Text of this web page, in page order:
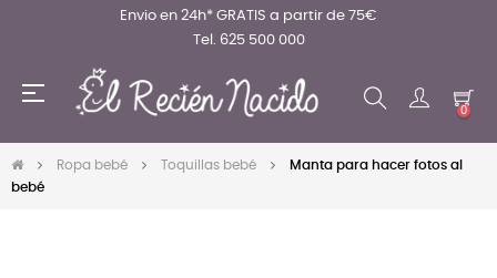
Envio en 24h* GRATIS a partir de 75€
Tel. 625 500 000
Navegación
☰
0
Ropa bebé Toquillas bebé
Manta para hacer fotos al
bebé